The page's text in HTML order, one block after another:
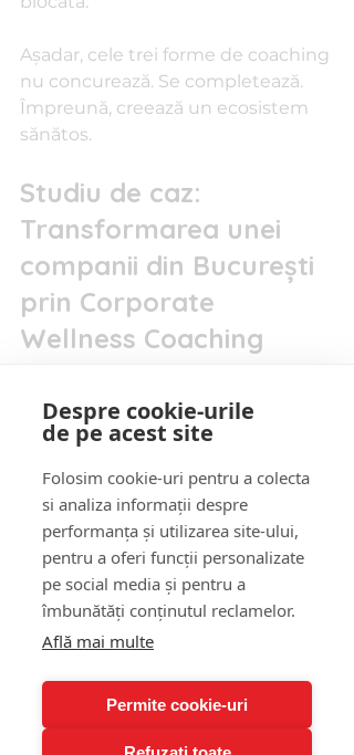
Despre cookie-urile
de pe acest site
Folosim cookie-uri pentru a colecta
si analiza informații despre
performanța și utilizarea site-ului,
pentru a oferi funcții personalizate
pe social media și pentru a
îmbunătăți conținutul reclamelor.
Află mai multe
Permite cookie-uri
Așadar, cele trei forme de coaching
nu concurează. Se completează.
Împreună, creează un ecosistem
sănătos.
Studiu de caz:
Transformarea unei
companii din București
prin Corporate
Wellness Coaching
convinge.
În 2023, o companie IT din
București, cu aproximativ 60 de
angajați, a decis să implementeze
un program de corporate wellness
coaching. Contextul?
Productivitate în scădere, conflicte
interne și un nivel alarmant de
Contextul inițial: stres,
conflicte, demotivare